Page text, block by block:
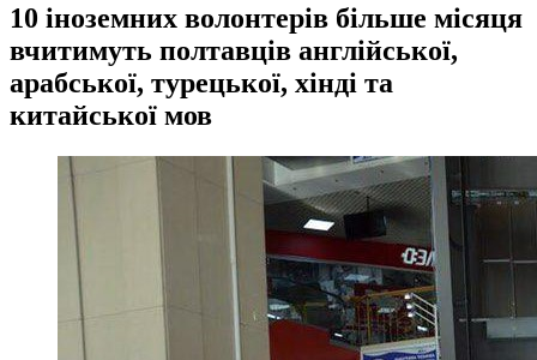
10 іноземних волонтерів більше місяця
вчитимуть полтавців англійської,
арабської, турецької, хінді та
китайської мов